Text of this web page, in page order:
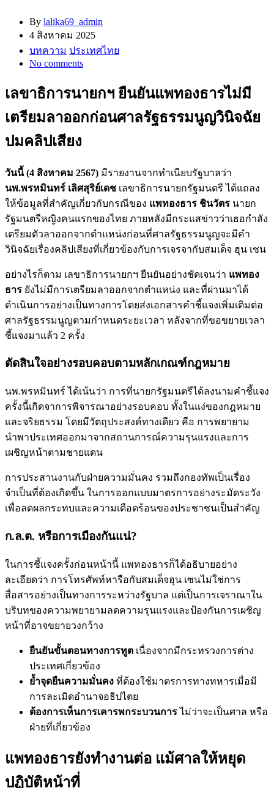
By lalika69_admin
4 สิงหาคม 2025
บทความ ประเทศไทย
No comments
เลขาธิการนายกฯ ยืนยันแพทองธารไม่มี
เตรียมลาออกก่อนศาลรัฐธรรมนูญวินิจฉัย
ปมคลิปเสียง
วันนี้ (4 สิงหาคม 2567) มีรายงานจากทำเนียบรัฐบาลว่า
นพ.พรหมินทร์ เลิศสุริย์เดช เลขาธิการนายกรัฐมนตรี ได้แถลง
ให้ข้อมูลที่สำคัญเกี่ยวกับกรณีของ แพทองธาร ชินวัตร นายก
รัฐมนตรีหญิงคนแรกของไทย ภายหลังมีกระแสข่าวว่าเธอกำลัง
เตรียมตัวลาออกจากตำแหน่งก่อนที่ศาลรัฐธรรมนูญจะมีคำ
วินิจฉัยเรื่องคลิปเสียงที่เกี่ยวข้องกับการเจรจากับสมเด็จ ฮุน เซน
อย่างไรก็ตาม เลขาธิการนายกฯ ยืนยันอย่างชัดเจนว่า แพทอง
ธาร ยังไม่มีการเตรียมลาออกจากตำแหน่ง และที่ผ่านมาได้
ดำเนินการอย่างเป็นทางการโดยส่งเอกสารคำชี้แจงเพิ่มเติมต่อ
ศาลรัฐธรรมนูญตามกำหนดระยะเวลา หลังจากที่ขอขยายเวลา
ชี้แจงมาแล้ว 2 ครั้ง
ตัดสินใจอย่างรอบคอบตามหลักเกณฑ์กฎหมาย
นพ.พรหมินทร์ ได้เน้นว่า การที่นายกรัฐมนตรีได้ลงนามคำชี้แจง
ครั้งนี้เกิดจาการพิจารณาอย่างรอบคอบ ทั้งในแง่ของกฎหมาย
และจริยธรรม โดยมีวัตถุประสงค์ทางเดียว คือ การพยายาม
นำพาประเทศออกมาจากสถานการณ์ความรุนแรงและการ
เผชิญหน้าตามชายแดน
การประสานงานกับฝ่ายความมั่นคง รวมถึงกองทัพเป็นเรื่อง
จำเป็นที่ต้องเกิดขึ้น ในการออกแบบมาตรการอย่างระมัดระวัง
เพื่อลดผลกระทบและความเดือดร้อนของประชาชนเป็นสำคัญ
ก.ล.ต. หรือการเมืองกันแน่?
ในการชี้แจงครั้งก่อนหน้านี้ แพทองธารก็ได้อธิบายอย่าง
ละเอียดว่า การโทรศัพท์หารือกับสมเด็จฮุน เซนไม่ใช่การ
สื่อสารอย่างเป็นทางการระหว่างรัฐบาล แต่เป็นการเจราณาใน
บริบทของความพยายามลดความรุนแรงและป้องกันการเผชิญ
หน้าที่อาจขยายวงกว้าง
ยืนยันขั้นตอนทางการทูต เนื่องจากมีกระทรวงการต่าง
ประเทศเกี่ยวข้อง
ย้ำจุดยืนความมั่นคง ที่ต้องใช้มาตรการทางทหารเมื่อมี
การละเมิดอำนาจอธิปไตย
ต้องการเห็นการเคารพกระบวนการไม่ว่าจะเป็นศาล หรือ
ฝ่ายที่เกี่ยวข้อง
แพทองธารยังทำงานต่อ แม้ศาลให้หยุด
ปฏิบัติหน้าที่